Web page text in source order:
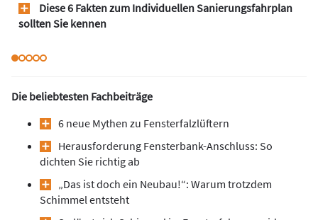
Diese 6 Fakten zum Individuellen Sanierungsfahrplan
sollten Sie kennen
Die beliebtesten Fachbeiträge
6 neue Mythen zu Fensterfalzlüftern
Herausforderung Fensterbank-Anschluss: So
dichten Sie richtig ab
„Das ist doch ein Neubau!“: Warum trotzdem
Schimmel entsteht